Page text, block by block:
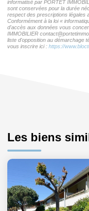
informatisé par PORTET
sont conservées pour la durée
respect des prescriptions légales
Conformément à la loi «
d'accès aux données vous
IMMOBILIER
liste d'opposition au démarchage
vous inscrire ici : https://
Les biens